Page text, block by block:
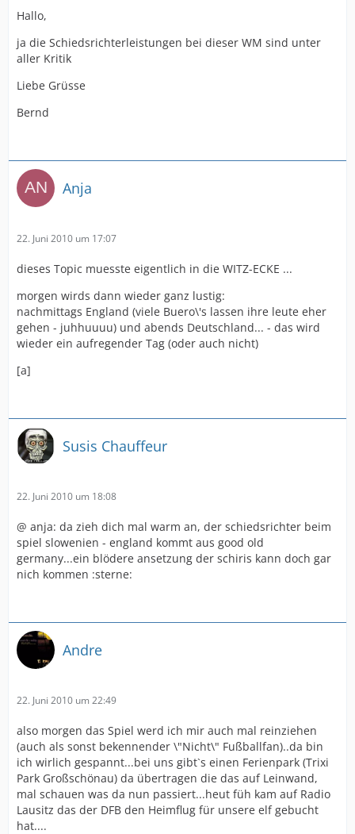
Hallo,
ja die Schiedsrichterleistungen bei dieser WM sind unter
aller Kritik
Liebe Grüsse
Bernd
Anja
22. Juni 2010 um 17:07
dieses Topic muesste eigentlich in die WITZ-ECKE ...
morgen wirds dann wieder ganz lustig:
nachmittags England (viele Buero\'s lassen ihre leute eher
gehen - juhhuuuu) und abends Deutschland... - das wird
wieder ein aufregender Tag (oder auch nicht)
[a]
Susis Chauffeur
22. Juni 2010 um 18:08
@ anja: da zieh dich mal warm an, der schiedsrichter beim
spiel slowenien - england kommt aus good old
germany...ein blödere ansetzung der schiris kann doch gar
nich kommen :sterne:
Andre
22. Juni 2010 um 22:49
also morgen das Spiel werd ich mir auch mal reinziehen
(auch als sonst bekennender \"Nicht\" Fußballfan)..da bin
ich wirlich gespannt...bei uns gibt`s einen Ferienpark (Trixi
Park Großschönau) da übertragen die das auf Leinwand,
mal schauen was da nun passiert...heut füh kam auf Radio
Lausitz das der DFB den Heimflug für unsere elf gebucht
hat....